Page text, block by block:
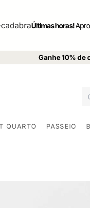
Últimas horas!
Ganhe 10% de
QUARTO PASSEIO